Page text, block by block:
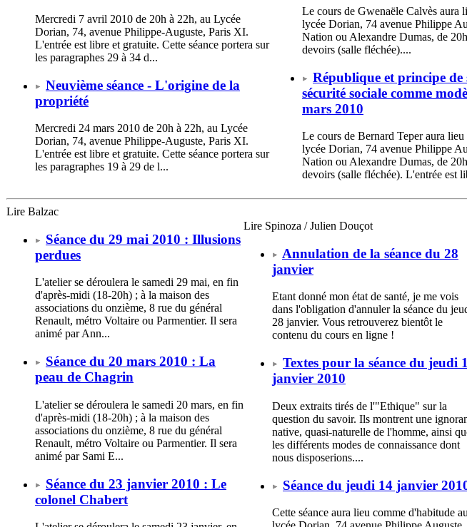
Mercredi 7 avril 2010 de 20h à 22h, au Lycée
Dorian, 74, avenue Philippe-Auguste, Paris XI.
L'entrée est libre et gratuite. Cette séance portera sur
les paragraphes 29 à 34 d...
Neuvième séance - L'origine de la
propriété
Mercredi 24 mars 2010 de 20h à 22h, au Lycée
Dorian, 74, avenue Philippe-Auguste, Paris XI.
L'entrée est libre et gratuite. Cette séance portera sur
les paragraphes 19 à 29 de l...
Le cours de Gwenaële Calvès aura
lycée Dorian, 74 avenue Philippe
Nation ou Alexandre Dumas, de
devoirs (salle fléchée)....
République et principe
sécurité sociale comme
mars 2010
Le cours de Bernard Teper aura
lycée Dorian, 74 avenue Philippe
Nation ou Alexandre Dumas, de
devoirs (salle fléchée). L'entrée est
Lire Balzac
Séance du 29 mai 2010 : Illusions
perdues
L'atelier se déroulera le samedi 29 mai, en fin
d'après-midi (18-20h) ; à la maison des
associations du onzième, 8 rue du général
Renault, métro Voltaire ou Parmentier. Il sera
animé par Ann...
Séance du 20 mars 2010 : La
peau de Chagrin
L'atelier se déroulera le samedi 20 mars, en fin
d'après-midi (18-20h) ; à la maison des
associations du onzième, 8 rue du général
Renault, métro Voltaire ou Parmentier. Il sera
animé par Sami E...
Séance du 23 janvier 2010 : Le
colonel Chabert
Lire Spinoza / Julien Douçot
Annulation de la séance du 28
janvier
Etant donné mon état de santé, je me vois
dans l'obligation d'annuler la séance du
28 janvier. Vous retrouverez bientôt le
contenu du cours en ligne !
Textes pour la séance du jeudi
janvier 2010
Deux extraits tirés de l'"Ethique" sur la
question du savoir. Ils montrent une
native, quasi-naturelle de l'homme, ainsi
les différents modes de connaissance dont
nous disposerions....
Séance du jeudi 14 janvier
Cette séance aura lieu comme d'habitude au